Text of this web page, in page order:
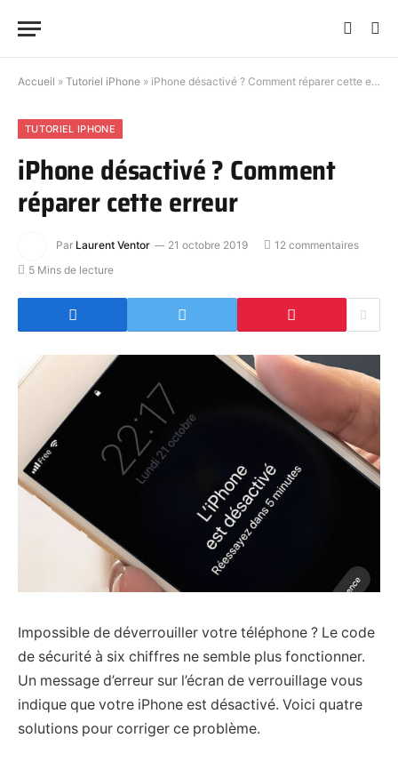
Accueil » Tutoriel iPhone » iPhone désactivé ? Comment réparer cette erreur
TUTORIEL IPHONE
iPhone désactivé ? Comment
réparer cette erreur
Par Laurent Ventor 21 octobre 2019
12 commentaires
5 Mins de lecture
Impossible de déverrouiller votre téléphone ? Le code
de sécurité à six chiffres ne semble plus fonctionner.
Un message d’erreur sur l’écran de verrouillage vous
indique que votre iPhone est désactivé. Voici quatre
solutions pour corriger ce problème.